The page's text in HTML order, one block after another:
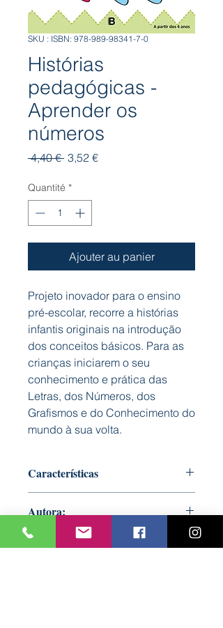
SKU : ISBN: 978-989-98341-7-0
Histórias
pedagógicas -
Aprender os
números
4,40 € Prix
3,52 €Prix
Quantité *
Ajouter au panier
Projeto inovador para o ensino
pré-escolar, recorre a histórias
infantis originais na introdução
dos conceitos básicos. Para as
crianças iniciarem o seu
conhecimento e prática das
Letras, dos Números, dos
Grafismos e do Conhecimento do
mundo à sua volta.
Características
Nº Páginas: 32
Autora:
Bookout